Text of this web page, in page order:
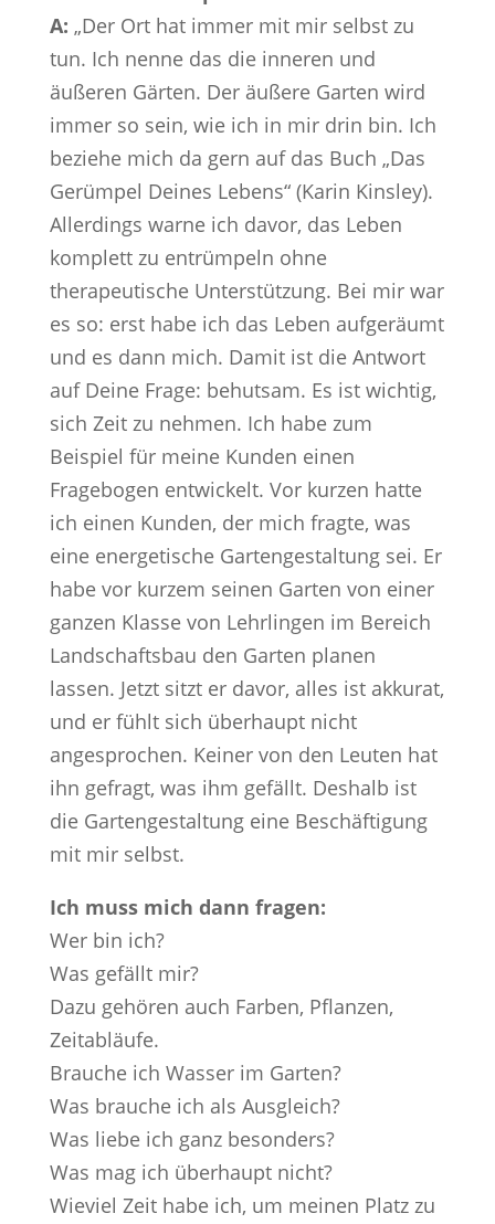
A: „Der Ort hat immer mit mir selbst zu
tun. Ich nenne das die inneren und
äußeren Gärten. Der äußere Garten wird
immer so sein, wie ich in mir drin bin. Ich
beziehe mich da gern auf das Buch „Das
Gerümpel Deines Lebens“ (Karin Kinsley).
Allerdings warne ich davor, das Leben
komplett zu entrümpeln ohne
therapeutische Unterstützung. Bei mir war
es so: erst habe ich das Leben aufgeräumt
und es dann mich. Damit ist die Antwort
auf Deine Frage: behutsam. Es ist wichtig,
sich Zeit zu nehmen. Ich habe zum
Beispiel für meine Kunden einen
Fragebogen entwickelt. Vor kurzen hatte
ich einen Kunden, der mich fragte, was
eine energetische Gartengestaltung sei. Er
habe vor kurzem seinen Garten von einer
ganzen Klasse von Lehrlingen im Bereich
Landschaftsbau den Garten planen
lassen. Jetzt sitzt er davor, alles ist akkurat,
und er fühlt sich überhaupt nicht
angesprochen. Keiner von den Leuten hat
ihn gefragt, was ihm gefällt. Deshalb ist
die Gartengestaltung eine Beschäftigung
mit mir selbst.
Ich muss mich dann fragen:
Wer bin ich?
Was gefällt mir?
Dazu gehören auch Farben, Pflanzen,
Zeitabläufe.
Brauche ich Wasser im Garten?
Was brauche ich als Ausgleich?
Was liebe ich ganz besonders?
Was mag ich überhaupt nicht?
Wieviel Zeit habe ich, um meinen Platz zu